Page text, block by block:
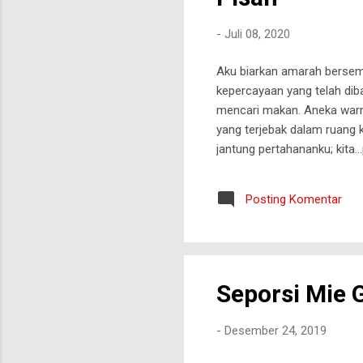
- Juli 08, 2020
Aku biarkan amarah
kepercayaan yang telah
mencari makan. Aneka
yang terjebak dalam ruang
jantung pertahananku;
Posting Komentar
Seporsi Mie
- Desember 24, 2019